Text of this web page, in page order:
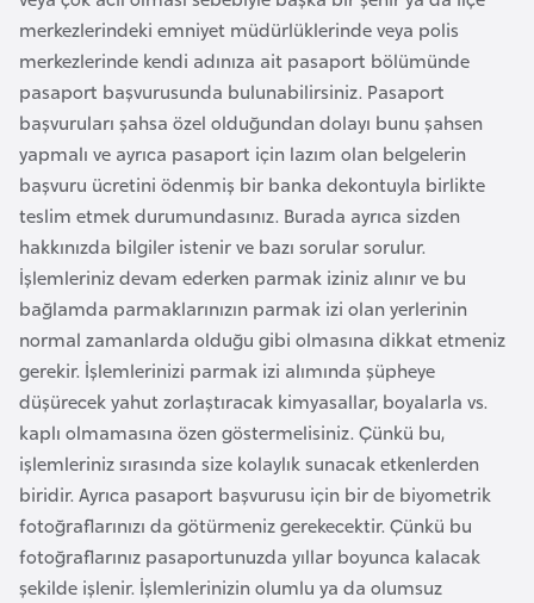
merkezlerindeki emniyet müdürlüklerinde veya polis
merkezlerinde kendi adınıza ait pasaport bölümünde
pasaport başvurusunda bulunabilirsiniz. Pasaport
başvuruları şahsa özel olduğundan dolayı bunu şahsen
yapmalı ve ayrıca pasaport için lazım olan belgelerin
başvuru ücretini ödenmiş bir banka dekontuyla birlikte
teslim etmek durumundasınız. Burada ayrıca sizden
hakkınızda bilgiler istenir ve bazı sorular sorulur.
İşlemleriniz devam ederken parmak iziniz alınır ve bu
bağlamda parmaklarınızın parmak izi olan yerlerinin
normal zamanlarda olduğu gibi olmasına dikkat etmeniz
gerekir. İşlemlerinizi parmak izi alımında şüpheye
düşürecek yahut zorlaştıracak kimyasallar, boyalarla vs.
kaplı olmamasına özen göstermelisiniz. Çünkü bu,
işlemleriniz sırasında size kolaylık sunacak etkenlerden
biridir. Ayrıca pasaport başvurusu için bir de biyometrik
fotoğraflarınızı da götürmeniz gerekecektir. Çünkü bu
fotoğraflarınız pasaportunuzda yıllar boyunca kalacak
şekilde işlenir. İşlemlerinizin olumlu ya da olumsuz
u
m
h
u
r
i
y
e
t
i
C
e
z
a
y
i
r